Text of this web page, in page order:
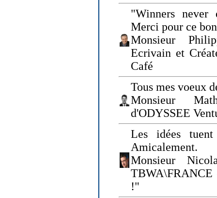
"Winners
Merci pour ce
Monsieur
Ecrivain et
Café
Tous mes voeux
Monsieur
d'ODYSSEE
Les idées
Amicalement.
Monsieur
TBWA\FRANCE
!"